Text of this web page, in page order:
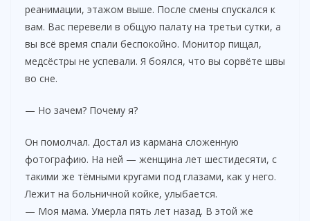
реанимации, этажом выше. После смены спускался к
вам. Вас перевели в общую палату на третьи сутки, а
вы всё время спали беспокойно. Монитор пищал,
медсёстры не успевали. Я боялся, что вы сорвёте швы
во сне.
— Но зачем? Почему я?
Он помолчал. Достал из кармана сложенную
фотографию. На ней — женщина лет шестидесяти, с
такими же тёмными кругами под глазами, как у него.
Лежит на больничной койке, улыбается.
— Моя мама. Умерла пять лет назад. В этой же